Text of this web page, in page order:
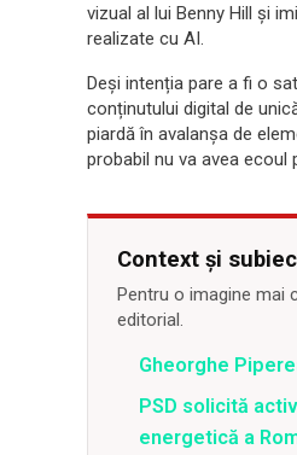
vizual al lui Benny Hill și
realizate cu AI.
Deși intenția pare a fi o
conținutului digital de
piardă în avalanșa de
probabil nu va avea ecoul
Context și
Pentru o imagine mai
editorial.
Gheorghe
PSD solicită
energetică a